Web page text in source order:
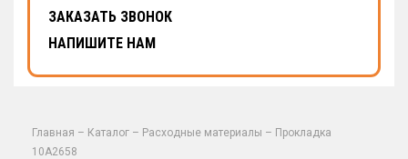
ЗАКАЗАТЬ ЗВОНОК
НАПИШИТЕ НАМ
Главная – Каталог – Расходные материалы – Прокладка
10A2658